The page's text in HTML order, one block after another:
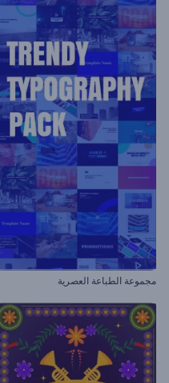
مجموعة الطباعة العصرية